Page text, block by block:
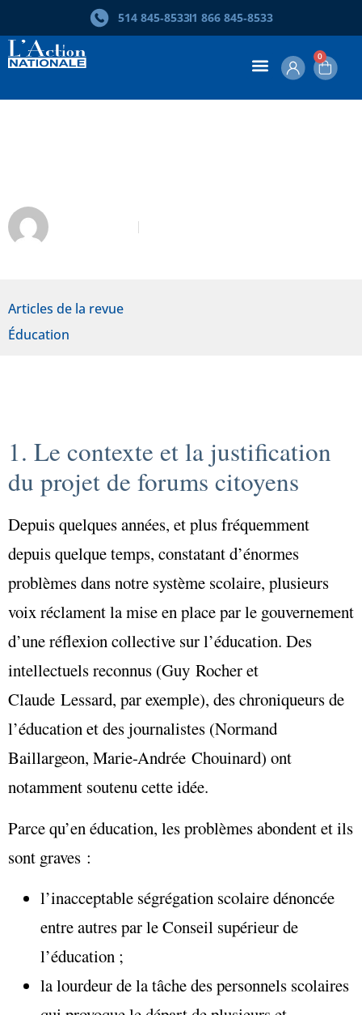
514 845‑85331 866 845‑8533
0
Articles de la revue
Éducation
1. Le contexte et la justification
du projet de forums citoyens
Depuis quelques années, et plus fréquemment
depuis quelque temps, constatant d’énormes
problèmes dans notre système scolaire, plusieurs
voix réclament la mise en place par le gouvernement
d’une réflexion collective sur l’éducation. Des
intellectuels reconnus (Guy Rocher et
Claude Lessard, par exemple), des chroniqueurs de
l’éducation et des journalistes (Normand
Baillargeon, Marie-Andrée Chouinard) ont
notamment soutenu cette idée.
Parce qu’en éducation, les problèmes abondent et ils
sont graves :
l’inacceptable ségrégation scolaire dénoncée
entre autres par le Conseil supérieur de
l’éducation ;
la lourdeur de la tâche des personnels scolaires